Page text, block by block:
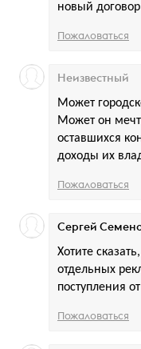
новый
Пожаловаться
Может
Может он
оставшихся
доходы их
Неизвестный
Пожаловаться
Хотите
отдельных
поступления
Сергей
Пожаловаться